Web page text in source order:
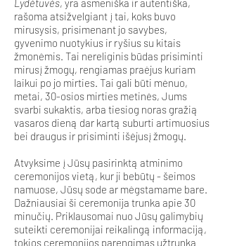
Lydėtuvės, yra asmeniška ir autentiška,
rašoma atsižvelgiant į tai, koks buvo
mirusysis, prisimenant jo savybes,
gyvenimo nuotykius ir ryšius su kitais
žmonėmis. Tai nereliginis būdas prisiminti
mirusį žmogų, rengiamas praėjus kuriam
laikui po jo mirties. Tai gali būti mėnuo,
metai, 30-osios mirties metinės, Jums
svarbi sukaktis, arba tiesiog noras gražią
vasaros dieną dar kartą suburti artimuosius
bei draugus ir prisiminti išėjusį žmogų.
Atvyksime į Jūsų pasirinktą atminimo
ceremonijos vietą, kur ji bebūtų - šeimos
namuose, Jūsų sode ar mėgstamame bare.
Dažniausiai ši ceremonija trunka apie 30
minučių. Priklausomai nuo Jūsų galimybių
suteikti ceremonijai reikalingą informaciją,
tokios ceremonijos parengimas užtrunka